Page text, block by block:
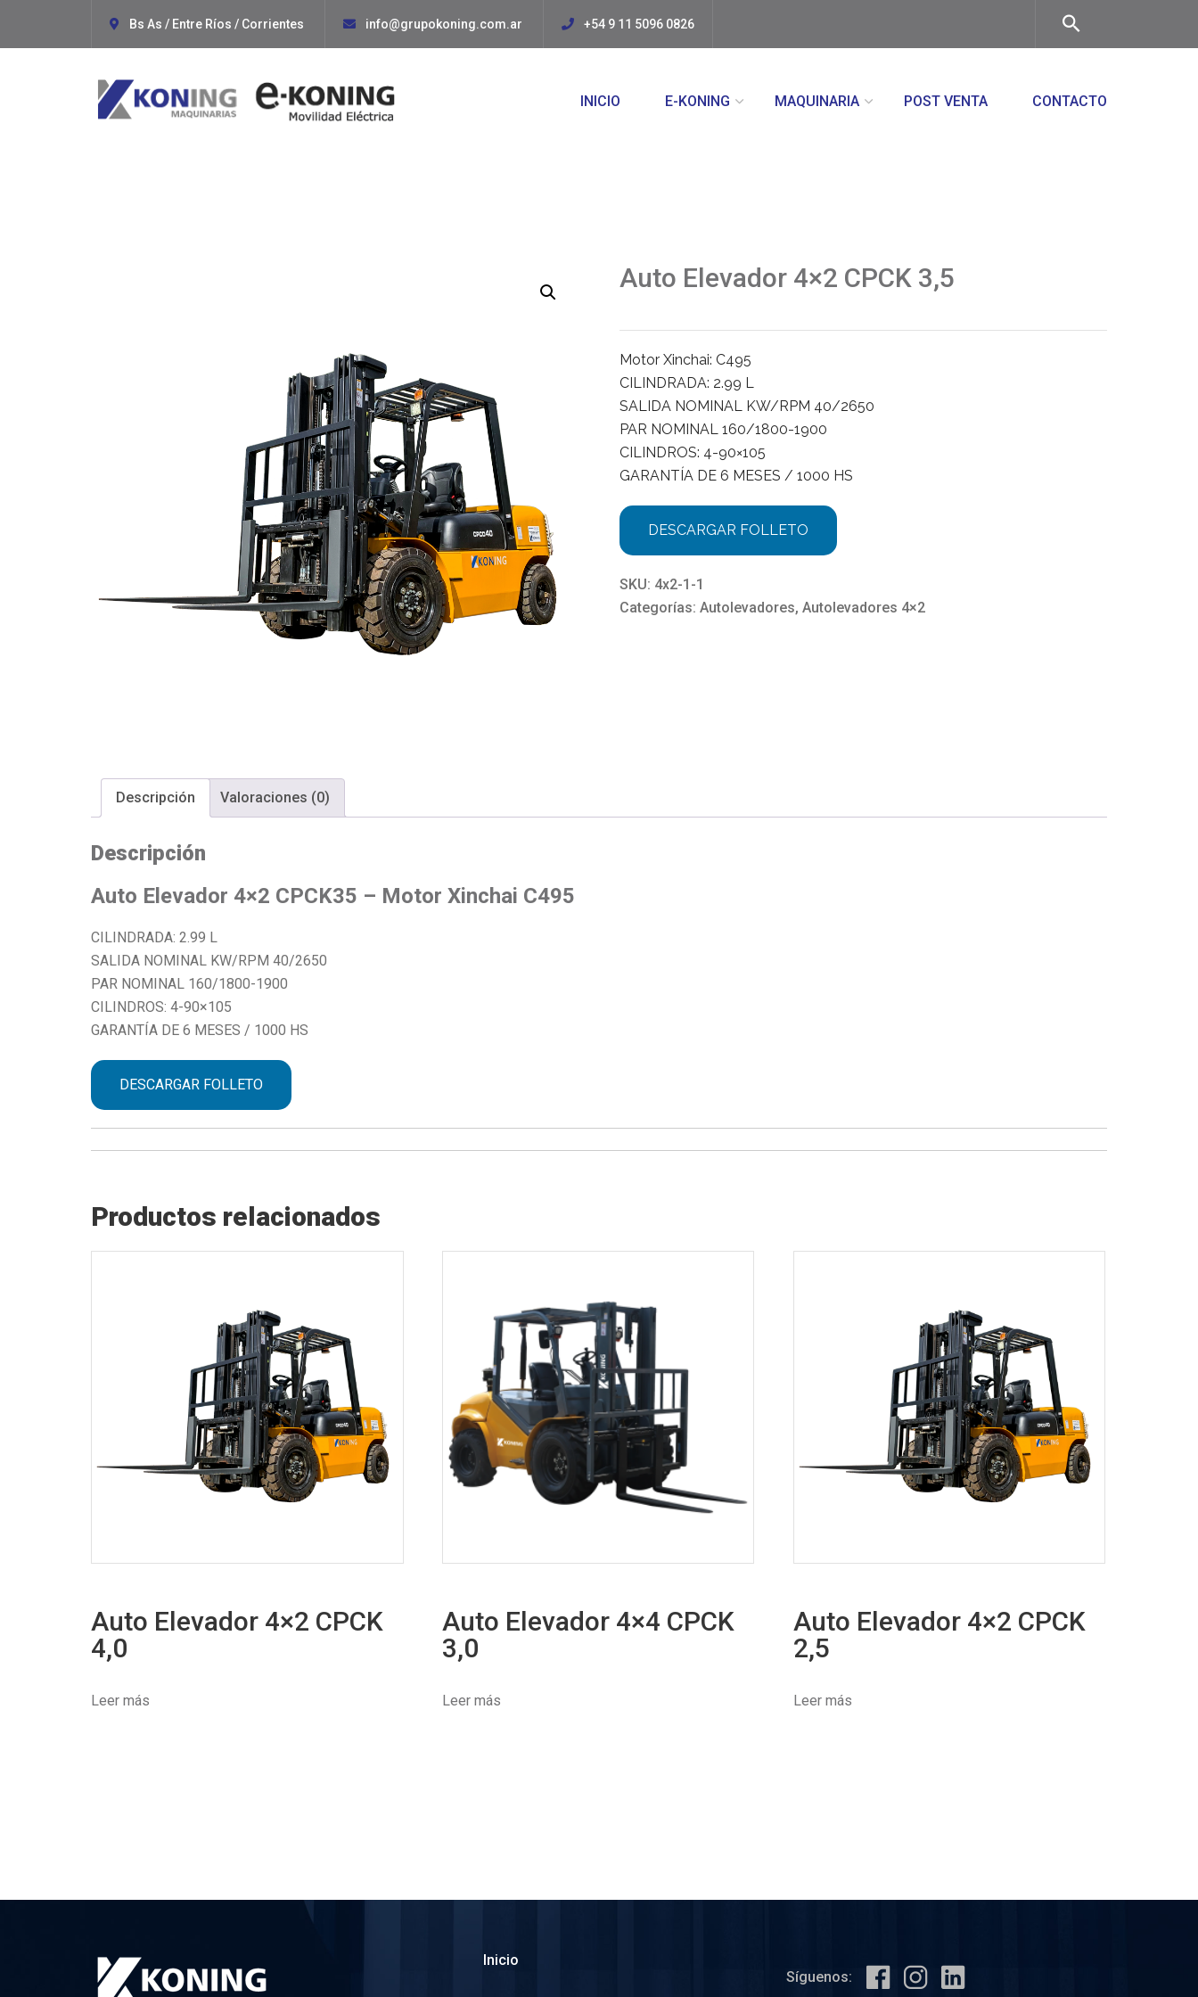
Bs As / Entre Ríos / Corrientes info@grupokoning.com.ar +54 9 11 5096 0826
INICIO E-KONING MAQUINARIA POST VENTA CONTACTO
Auto Elevador 4×2 CPCK 3,5
Motor Xinchai: C495
CILINDRADA: 2.99 L
SALIDA NOMINAL KW/RPM 40/2650
PAR NOMINAL 160/1800-1900
CILINDROS: 4-90×105
GARANTÍA DE 6 MESES / 1000 HS
DESCARGAR FOLLETO
SKU: 4x2-1-1
Categorías: Autolevadores, Autolevadores 4×2
Descripción Valoraciones (0)
Descripción
Auto Elevador 4×2 CPCK35 – Motor Xinchai C495
CILINDRADA: 2.99 L
SALIDA NOMINAL KW/RPM 40/2650
PAR NOMINAL 160/1800-1900
CILINDROS: 4-90×105
GARANTÍA DE 6 MESES / 1000 HS
DESCARGAR FOLLETO
Productos relacionados
Auto Elevador 4×2 CPCK
4,0
Leer más
Auto Elevador 4×4 CPCK
3,0
Leer más
Auto Elevador 4×2 CPCK
2,5
Leer más
Inicio
Síguenos: